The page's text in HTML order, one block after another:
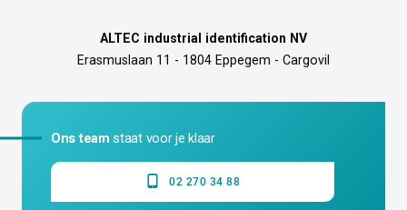
ALTEC industrial identification NV
Erasmuslaan 11 - 1804 Eppegem - Cargovil
Ons team staat voor je klaar
02 270 34 88